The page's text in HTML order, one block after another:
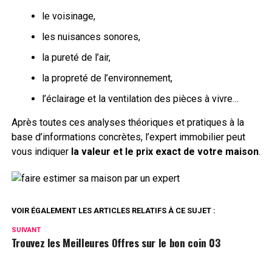
le voisinage,
les nuisances sonores,
la pureté de l’air,
la propreté de l’environnement,
l’éclairage et la ventilation des pièces à vivre…
Après toutes ces analyses théoriques et pratiques à la
base d’informations concrètes, l’expert immobilier peut
vous indiquer la valeur et le prix exact de votre maison.
VOIR ÉGALEMENT LES ARTICLES RELATIFS À CE SUJET :
SUIVANT
Trouvez les Meilleures Offres sur le bon coin 03